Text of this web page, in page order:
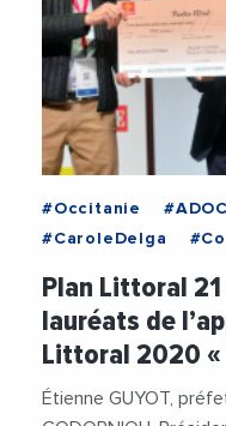
#Occitanie
#CaroleDelga
#RegionOccitanie
Plan Littoral
lauréats de
Littoral 2020 «
Étienne GUYOT,